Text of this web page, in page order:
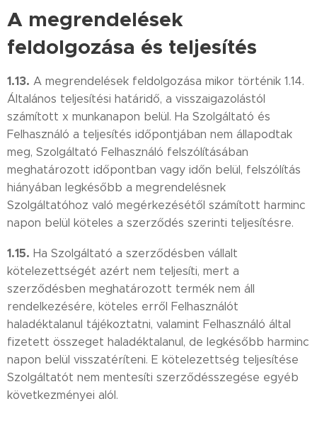
A megrendelések
feldolgozása és teljesítés
1.13. A megrendelések feldolgozása mikor történik 1.14.
Általános teljesítési határidő, a visszaigazolástól
számított x munkanapon belül. Ha Szolgáltató és
Felhasználó a teljesítés időpontjában nem állapodtak
meg, Szolgáltató Felhasználó felszólításában
meghatározott időpontban vagy időn belül, felszólítás
hiányában legkésőbb a megrendelésnek
Szolgáltatóhoz való megérkezésétől számított harminc
napon belül köteles a szerződés szerinti teljesítésre.
1.15. Ha Szolgáltató a szerződésben vállalt
kötelezettségét azért nem teljesíti, mert a
szerződésben meghatározott termék nem áll
rendelkezésére, köteles erről Felhasználót
haladéktalanul tájékoztatni, valamint Felhasználó által
fizetett összeget haladéktalanul, de legkésőbb harminc
napon belül visszatéríteni. E kötelezettség teljesítése
Szolgáltatót nem mentesíti szerződésszegése egyéb
következményei alól.